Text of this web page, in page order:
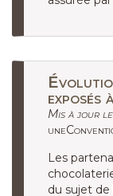
exposés
Mis à jour
Les
du sujet de